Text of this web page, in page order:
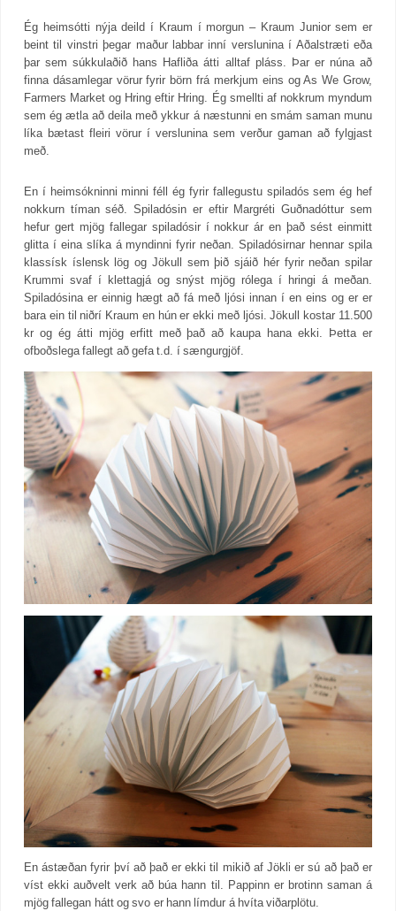
Ég heimsótti nýja deild í Kraum í morgun – Kraum Junior sem er
beint til vinstri þegar maður labbar inní verslunina í Aðalstræti eða
þar sem súkkulaðið hans Hafliða átti alltaf pláss. Þar er núna að
finna dásamlegar vörur fyrir börn frá merkjum eins og As We Grow,
Farmers Market og Hring eftir Hring. Ég smellti af nokkrum myndum
sem ég ætla að deila með ykkur á næstunni en smám saman munu
líka bætast fleiri vörur í verslunina sem verður gaman að fylgjast
með.
En í heimsókninni minni féll ég fyrir fallegustu spiladós sem ég hef
nokkurn tíman séð. Spiladósin er eftir Margréti Guðnadóttur sem
hefur gert mjög fallegar spiladósir í nokkur ár en það sést einmitt
glitta í eina slíka á myndinni fyrir neðan. Spiladósirnar hennar spila
klassísk íslensk lög og Jökull sem þið sjáið hér fyrir neðan spilar
Krummi svaf í klettagjá og snýst mjög rólega í hringi á meðan.
Spiladósina er einnig hægt að fá með ljósi innan í en eins og er er
bara ein til niðrí Kraum en hún er ekki með ljósi. Jökull kostar 11.500
kr og ég átti mjög erfitt með það að kaupa hana ekki. Þetta er
ofboðslega fallegt að gefa t.d. í sængurgjöf.
En ástæðan fyrir því að það er ekki til mikið af Jökli er sú að það er
víst ekki auðvelt verk að búa hann til. Pappinn er brotinn saman á
mjög fallegan hátt og svo er hann límdur á hvíta viðarplötu.